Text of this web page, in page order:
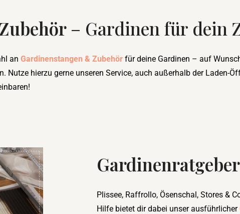
– Gardinen für dein
anGardinenstangen & Zubehör für deine Gardinen – auf
Nutze hierzu gerne unseren Service, auch außerhalb der Laden-
Gardinenratgeber
Plissee, Raffrollo, Ösenschal, Stores &
Hilfe bietet dir dabei unser ausführlicher